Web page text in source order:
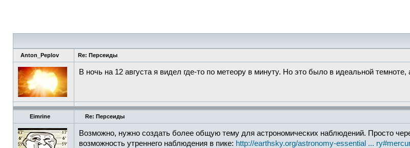
Anton_Peplov Re: Персеиды
В ночь на 12 августа я видел где-то по метеору в минуту. Но это было в идеальной темноте,
Eimrine Re: Персеиды
Возможно, нужно создать более общую тему для астрономических наблюдений. Просто
возможность утреннего наблюдения в пике: http://earthsky.org/astronomy-essential ...